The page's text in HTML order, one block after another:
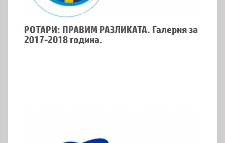
РОТАРИ: ПРАВИМ РАЗЛИКАТА. Галерия за
2017-2018 година.